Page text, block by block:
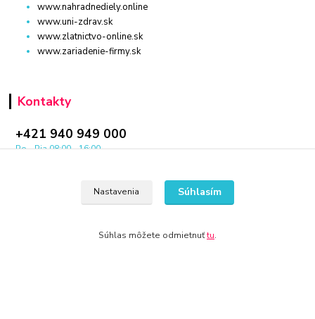
www.nahradnediely.online
www.uni-zdrav.sk
www.zlatnictvo-online.sk
www.zariadenie-firmy.sk
Kontakty
+421 940 949 000
Po - Pia 08:00 - 16:00
Nastavenia Súhlasím
Súhlas môžete odmietnuťtu.